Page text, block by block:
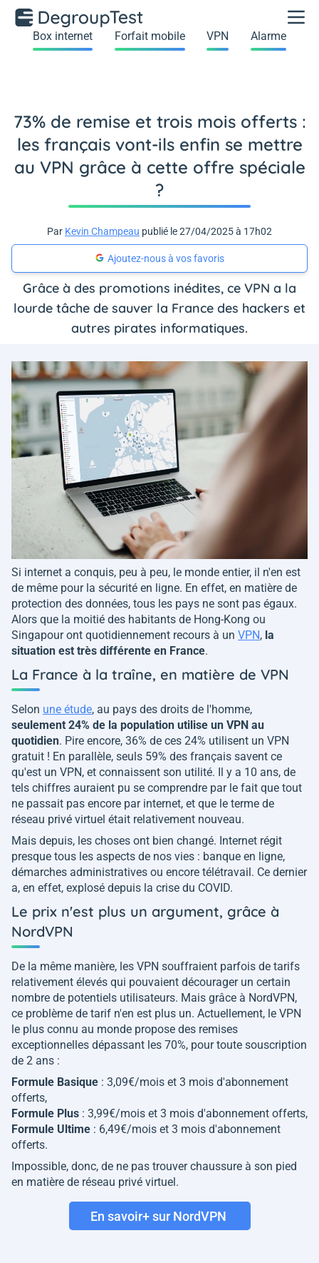
Box internet Forfait mobile VPN Alarme
73% de remise et trois mois offerts :
les français vont-ils enfin se mettre
au VPN grâce à cette offre spéciale
?
Par Kevin Champeau publié le 27/04/2025 à 17h02
Ajoutez-nous à vos favoris
Grâce à des promotions inédites, ce VPN a la
lourde tâche de sauver la France des hackers et
autres pirates informatiques.
Si internet a conquis, peu à peu, le monde entier, il n'en est
de même pour la sécurité en ligne. En effet, en matière de
protection des données, tous les pays ne sont pas égaux.
Alors que la moitié des habitants de Hong-Kong ou
Singapour ont quotidiennement recours à un VPN, la
situation est très différente en France.
La France à la traîne, en matière de VPN
Selon une étude, au pays des droits de l'homme,
seulement 24% de la population utilise un VPN au
quotidien. Pire encore, 36% de ces 24% utilisent un VPN
gratuit ! En parallèle, seuls 59% des français savent ce
qu'est un VPN, et connaissent son utilité. Il y a 10 ans, de
tels chiffres auraient pu se comprendre par le fait que tout
ne passait pas encore par internet, et que le terme de
réseau privé virtuel était relativement nouveau.
Mais depuis, les choses ont bien changé. Internet régit
presque tous les aspects de nos vies : banque en ligne,
démarches administratives ou encore télétravail. Ce dernier
a, en effet, explosé depuis la crise du COVID.
Le prix n'est plus un argument, grâce à
NordVPN
De la même manière, les VPN souffraient parfois de tarifs
relativement élevés qui pouvaient décourager un certain
nombre de potentiels utilisateurs. Mais grâce à NordVPN,
ce problème de tarif n'en est plus un. Actuellement, le VPN
le plus connu au monde propose des remises
exceptionnelles dépassant les 70%, pour toute souscription
de 2 ans :
Formule Basique : 3,09€/mois et 3 mois d'abonnement
offerts,
Formule Plus : 3,99€/mois et 3 mois d'abonnement offerts,
Formule Ultime : 6,49€/mois et 3 mois d'abonnement
offerts.
Impossible, donc, de ne pas trouver chaussure à son pied
en matière de réseau privé virtuel.
En savoir+ sur NordVPN